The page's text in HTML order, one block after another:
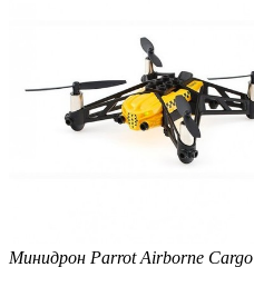
Минидрон Parrot Airborne Cargo